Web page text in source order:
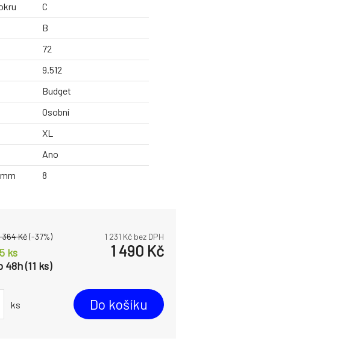
C
B
72
9.512
Budget
Osobní
XL
Ano
8
364Kč(-37%) 1 231 Kč bez DPH
ks
48h (11 ks)
1 490 Kč
ks Do košíku